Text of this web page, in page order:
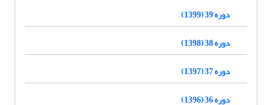
دوره 39 (1399)
دوره 38 (1398)
دوره 37 (1397)
دوره 36 (1396)